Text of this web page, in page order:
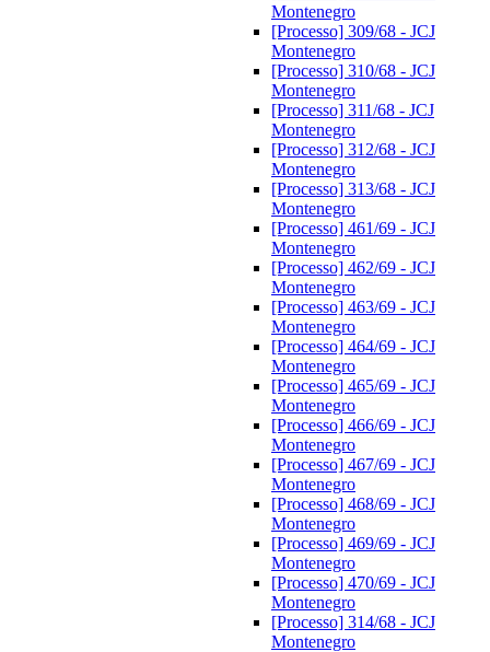
Montenegro
[Processo] 309/68 - JCJ
Montenegro
[Processo] 310/68 - JCJ
Montenegro
[Processo] 311/68 - JCJ
Montenegro
[Processo] 312/68 - JCJ
Montenegro
[Processo] 313/68 - JCJ
Montenegro
[Processo] 461/69 - JCJ
Montenegro
[Processo] 462/69 - JCJ
Montenegro
[Processo] 463/69 - JCJ
Montenegro
[Processo] 464/69 - JCJ
Montenegro
[Processo] 465/69 - JCJ
Montenegro
[Processo] 466/69 - JCJ
Montenegro
[Processo] 467/69 - JCJ
Montenegro
[Processo] 468/69 - JCJ
Montenegro
[Processo] 469/69 - JCJ
Montenegro
[Processo] 470/69 - JCJ
Montenegro
[Processo] 314/68 - JCJ
Montenegro